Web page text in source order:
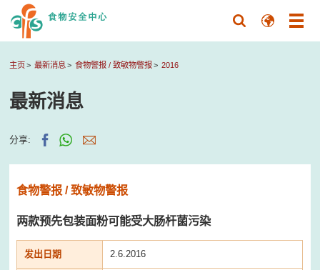
主页 最新消息 食物警报 / 致敏物警报 2016
最新消息
分享:
食物警报 / 致敏物警报
两款预先包装面粉可能受大肠杆菌污染
发出日期 2.6.2016